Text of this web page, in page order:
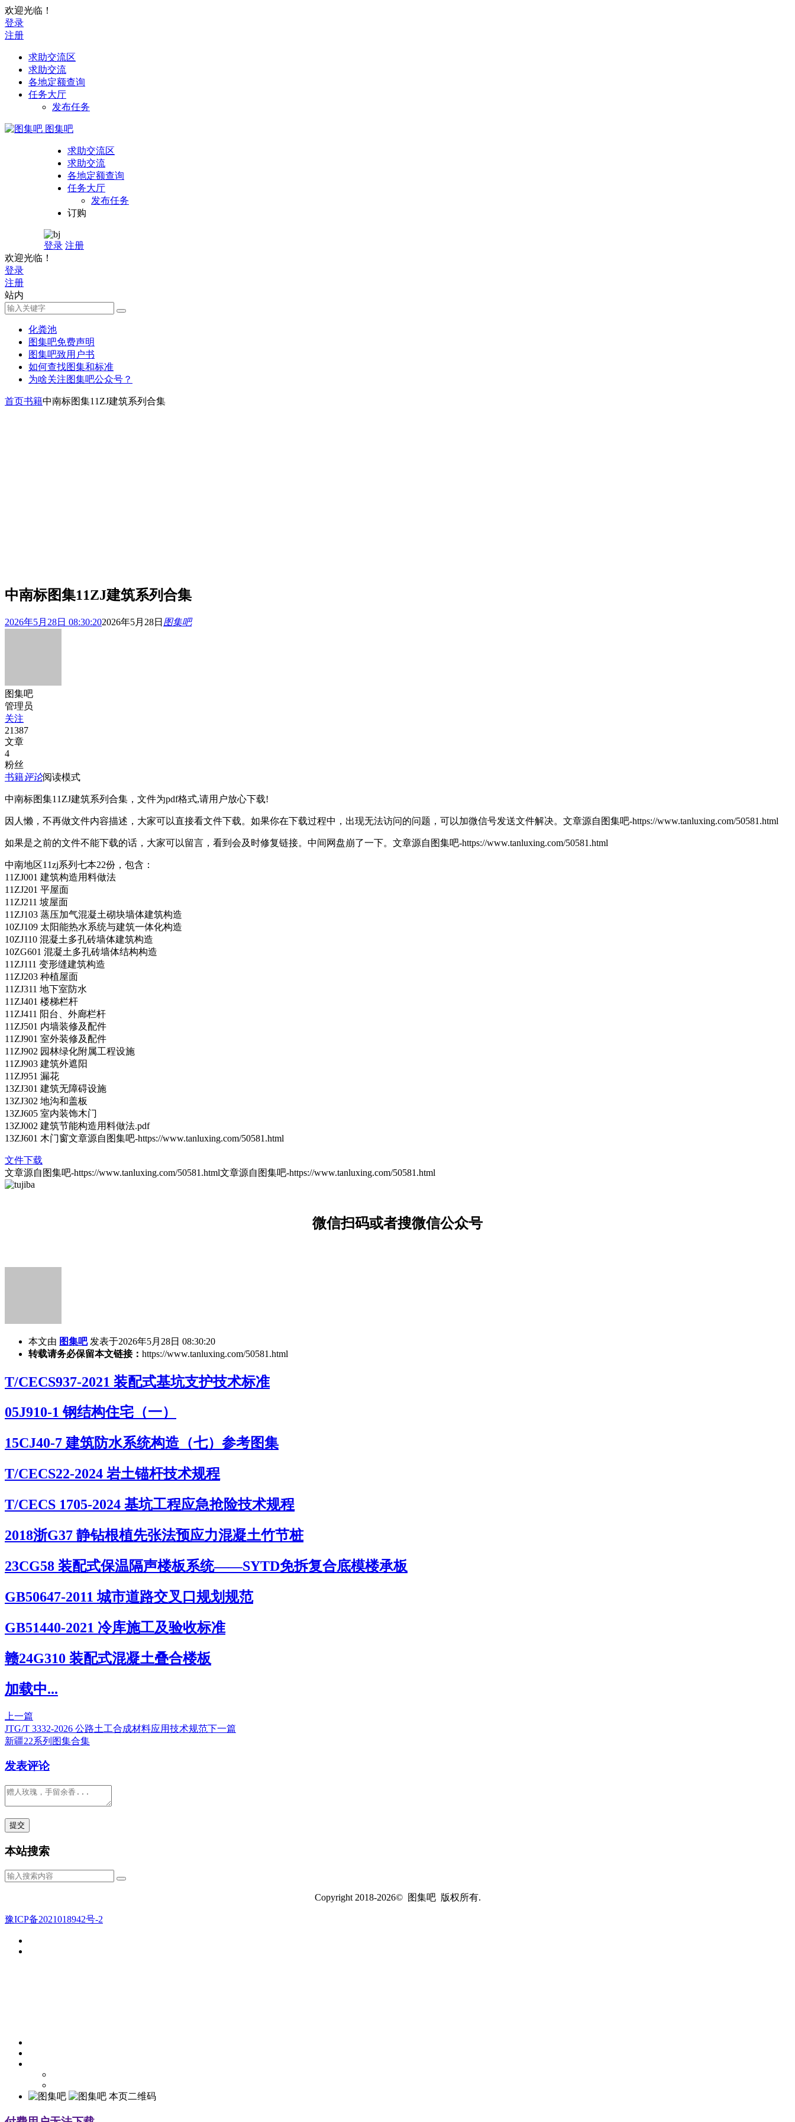
欢迎光临！
登录
注册
求助交流区
求助交流
各地定额查询
任务大厅
发布任务
图集吧
求助交流区
求助交流
各地定额查询
任务大厅
发布任务
订购
登录 注册
欢迎光临！
登录
注册
站内
化粪池
图集吧免费声明
图集吧致用户书
如何查找图集和标准
为啥关注图集吧公众号？
首页书籍中南标图集11ZJ建筑系列合集
中南标图集11ZJ建筑系列合集
2026年5月28日 08:30:202026年5月28日 图集吧
图集吧
管理员
关注
21387
文章
4
粉丝
书籍评论阅读模式
中南标图集11ZJ建筑系列合集，文件为pdf格式,请用户放心下载!
因人懒，不再做文件内容描述，大家可以直接看文件下载。如果你在下载过程中，出现无法访问的问题，可以加微信号发送文件解决。 文章源自图集吧-https://www.tanluxing.com/50581.html
如果是之前的文件不能下载的话，大家可以留言，看到会及时修复链接。中间网盘崩了一下。 文章源自图集吧-https://www.tanluxing.com/50581.html
中南地区11zj系列七本22份，包含：
11ZJ001 建筑构造用料做法
11ZJ201 平屋面
11ZJ211 坡屋面
11ZJ103 蒸压加气混凝土砌块墙体建筑构造
10ZJ109 太阳能热水系统与建筑一体化构造
10ZJ110 混凝土多孔砖墙体建筑构造
10ZG601 混凝土多孔砖墙体结构构造
11ZJ111 变形缝建筑构造
11ZJ203 种植屋面
11ZJ311 地下室防水
11ZJ401 楼梯栏杆
11ZJ411 阳台、外廊栏杆
11ZJ501 内墙装修及配件
11ZJ901 室外装修及配件
11ZJ902 园林绿化附属工程设施
11ZJ903 建筑外遮阳
11ZJ951 漏花
13ZJ301 建筑无障碍设施
13ZJ302 地沟和盖板
13ZJ605 室内装饰木门
13ZJ002 建筑节能构造用料做法.pdf
13ZJ601 木门窗文章源自图集吧-https://www.tanluxing.com/50581.html
文件下载
文章源自图集吧-https://www.tanluxing.com/50581.html文章源自图集吧-https://www.tanluxing.com/50581.html
微信扫码或者搜微信公众号
本文由 图集吧 发表于2026年5月28日 08:30:20
转载请务必保留本文链接： https://www.tanluxing.com/50581.html
T/CECS937-2021 装配式基坑支护技术标准
05J910-1 钢结构住宅（一）
15CJ40-7 建筑防水系统构造（七）参考图集
T/CECS22-2024 岩土锚杆技术规程
T/CECS 1705-2024 基坑工程应急抢险技术规程
2018浙G37 静钻根植先张法预应力混凝土竹节桩
23CG58 装配式保温隔声楼板系统——SYTD免拆复合底模楼承板
GB50647-2011 城市道路交叉口规划规范
GB51440-2021 冷库施工及验收标准
赣24G310 装配式混凝土叠合楼板
加载中...
上一篇
JTG/T 3332-2026 公路土工合成材料应用技术规范下一篇
新疆22系列图集合集
发表评论
本站搜索
Copyright 2018-2026© 图集吧 版权所有.
豫ICP备2021018942号-2
本页二维码